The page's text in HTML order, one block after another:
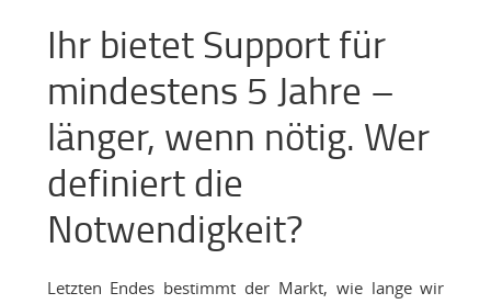
Ihr bietet Support für
mindestens 5 Jahre –
länger, wenn nötig. Wer
definiert die
Notwendigkeit?
Letzten Endes bestimmt der Markt, wie lange wir